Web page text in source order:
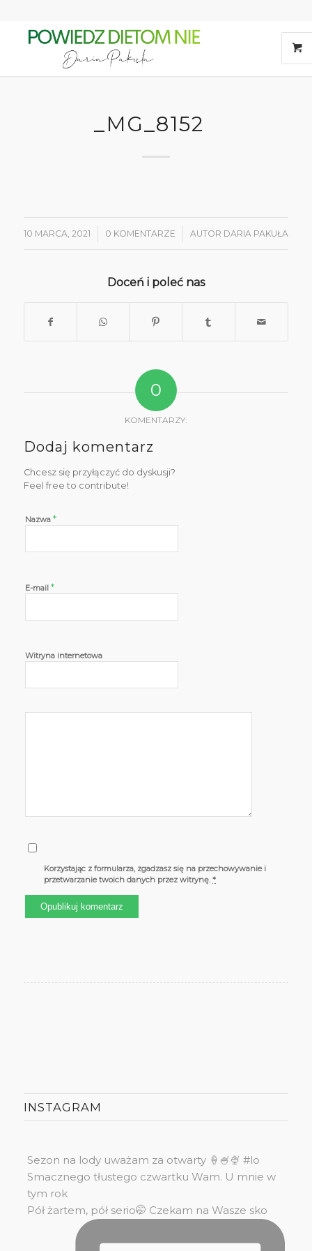
_MG_8152
10 MARCA, 2021
/ 0 KOMENTARZE
/ AUTOR DARIA PAKUŁA
Doceń i poleć nas
0
KOMENTARZY:
Dodaj komentarz
Chcesz się przyłączyć do dyskusji?
Feel free to contribute!
Nazwa *
E-mail *
Witryna internetowa
Korzystając z formularza, zgadzasz się na przechowywanie i
przetwarzanie twoich danych przez witrynę.*
INSTAGRAM
Sezon na lody uważam za otwarty 🍦🍧🍨 #lo
Smacznego tłustego czwartku Wam. U mnie w
tym rok
Pół żartem, pół serio🤭 Czekam na Wasze sko